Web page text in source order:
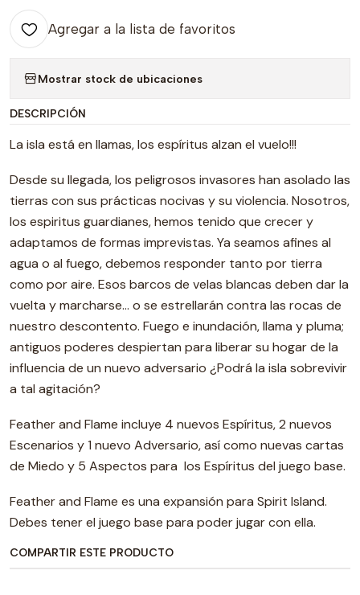
Agregar a la lista de favoritos
Mostrar stock de ubicaciones
DESCRIPCIÓN
La isla está en llamas, los espíritus alzan el vuelo!!!
Desde su llegada, los peligrosos invasores han asolado las
tierras con sus prácticas nocivas y su violencia. Nosotros,
los espiritus guardianes, hemos tenido que crecer y
adaptamos de formas imprevistas. Ya seamos afines al
agua o al fuego, debemos responder tanto por tierra
como por aire. Esos barcos de velas blancas deben dar la
vuelta y marcharse… o se estrellarán contra las rocas de
nuestro descontento. Fuego e inundación, llama y pluma;
antiguos poderes despiertan para liberar su hogar de la
influencia de un nuevo adversario ¿Podrá la isla sobrevivir
a tal agitación?
Feather and Flame incluye 4 nuevos Espíritus, 2 nuevos
Escenarios y 1 nuevo Adversario, así como nuevas cartas
de Miedo y 5 Aspectos para los Espíritus del juego base.
Feather and Flame es una expansión para Spirit Island.
Debes tener el juego base para poder jugar con ella.
COMPARTIR ESTE PRODUCTO